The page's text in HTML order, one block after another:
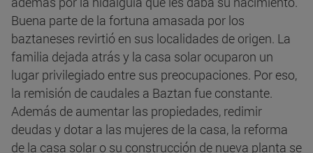
Buena parte de la fortuna amasada por los
baztaneses revirtió en sus localidades de origen. La
familia dejada atrás y la casa solar ocuparon un
lugar privilegiado entre sus preocupaciones. Por eso,
la remisión de caudales a Baztan fue constante.
Además de aumentar las propiedades, redimir
deudas y dotar a las mujeres de la casa, la reforma
de la casa solar o su construcción de nueva planta se